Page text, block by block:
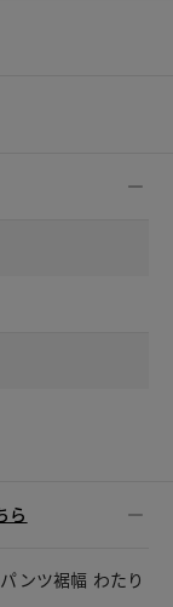
ら
パンツ裾幅 わたり